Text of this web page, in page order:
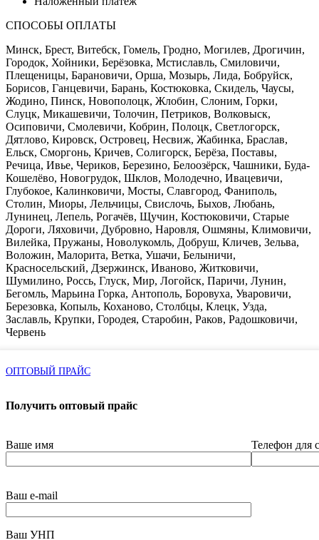
СПОСОБЫ ОПЛАТЫ
Минск, Брест, Витебск, Гомель, Гродно, Могилев, Дрогичин,
Городок, Хойники, Берёзовка, Мстиславль, Смиловичи,
Плещеницы, Барановичи, Орша, Мозырь, Лида, Бобруйск,
Борисов, Ганцевичи, Барань, Костюковка, Скидель, Чаусы,
Жодино, Пинск, Новополоцк, Жлобин, Слоним, Горки,
Слуцк, Микашевичи, Толочин, Петриков, Волковыск,
Осиповичи, Смолевичи, Кобрин, Полоцк, Светлогорск,
Дятлово, Кировск, Островец, Несвиж, Жабинка, Браслав,
Ельск, Сморгонь, Кричев, Солигорск, Берёза, Поставы,
Речица, Ивье, Чериков, Березино, Белоозёрск, Чашники, Буда-
Кошелёво, Новогрудок, Шклов, Молодечно, Ивацевичи,
Глубокое, Калинковичи, Мосты, Славгород, Фаниполь,
Столин, Миоры, Лельчицы, Свислочь, Быхов, Любань,
Лунинец, Лепель, Рогачёв, Щучин, Костюковичи, Старые
Дороги, Ляховичи, Дубровно, Наровля, Ошмяны, Климовичи,
Вилейка, Пружаны, Новолукомль, Добруш, Кличев, Зельва,
Воложин, Малорита, Ветка, Ушачи, Белыничи,
Красносельский, Дзержинск, Иваново, Житковичи,
Шумилино, Россь, Глуск, Мир, Логойск, Паричи, Лунин,
Бегомль, Марьина Горка, Антополь, Боровуха, Уваровичи,
Березовка, Копыль, Коханово, Столбцы, Клецк, Узда,
Заславль, Крупки, Городея, Старобин, Раков, Радошковичи,
Червень
ОПТОВЫЙ ПРАЙС
Получить оптовый прайс
Ваше имя Телефон для
Ваш e-mail
Ваш УНП